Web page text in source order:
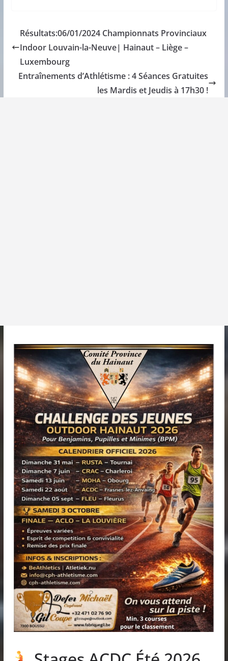
Résultats:06/01/2024 Championnats Provinciaux
Indoor Louvain-la-Neuve| Hainaut – Liège –
Luxembourg
Entraînements d’Athlétisme : 4 Séances Gratuites
les Mardis et Jeudis à 17h30 !